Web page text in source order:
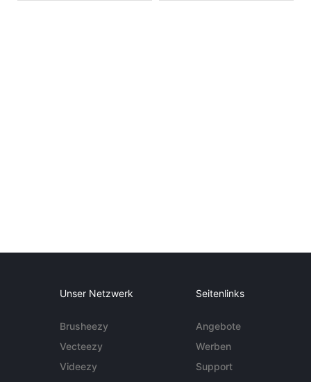
Unser Netzwerk
Brusheezy
Vecteezy
Videezy
Seitenlinks
Angebote
Werben
Support